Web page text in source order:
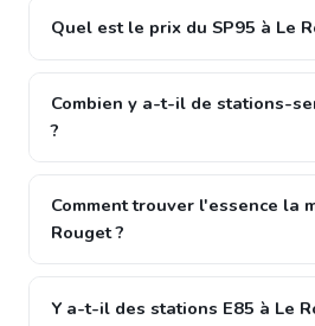
Quel est le prix du SP95 à Le
Combien y a-t-il de stations-
?
Comment trouver l'essence la
Rouget ?
Y a-t-il des stations E85 à Le